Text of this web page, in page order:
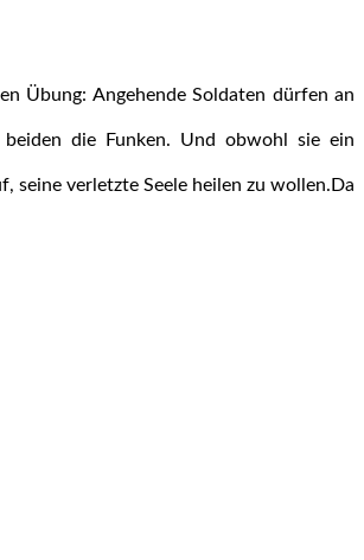
Übung: Angehende Soldaten dürfen an
die Funken. Und obwohl sie ein
seine verletzte Seele heilen zu wollen.Da